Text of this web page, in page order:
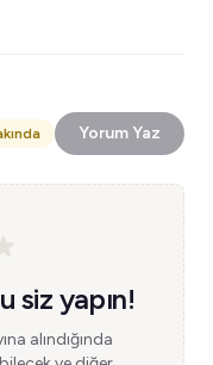
Yorum Yaz
siz yapın!
alındığında